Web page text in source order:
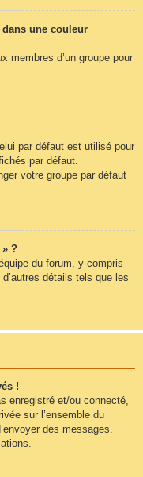
une couleur
membres d’un groupe pour
par défaut est utilisé pour
par défaut.
votre groupe par défaut
» ?
du forum, y compris
détails tels que les
!
enregistré et/ou connecté,
sur l’ensemble du
des messages.